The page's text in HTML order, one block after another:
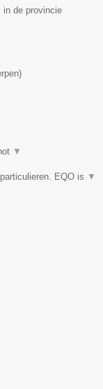
in de provincie
)
▼
EQO is ▼